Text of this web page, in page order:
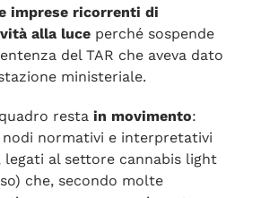
imprese ricorrenti di
alla luce perché sospende
del TAR che aveva dato
ministeriale.
resta in movimento:
normativi e interpretativi
legati al settore cannabis light
che, secondo molte